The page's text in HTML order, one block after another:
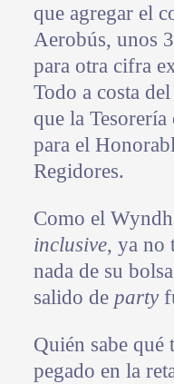
que agregar el
Aerobús, unos
para otra cifra
Todo a costa
que la Tesorería
para el
Regidores.
Como el
inclusive, ya no
nada de su
salido de party
Quién sabe qué
pegado en la